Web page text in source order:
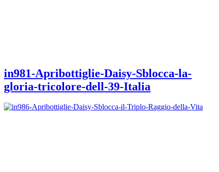
in981-Apribottiglie-Daisy-Sblocca-la-
gloria-tricolore-dell-39-Italia